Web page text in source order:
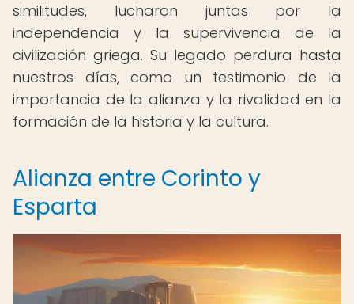
similitudes, lucharon juntas por la
independencia y la supervivencia de la
civilización griega. Su legado perdura hasta
nuestros días, como un testimonio de la
importancia de la alianza y la rivalidad en la
formación de la historia y la cultura.
Alianza entre Corinto y
Esparta